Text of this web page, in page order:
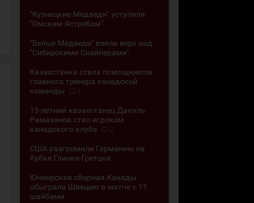
"Кузнецкие Медведи" уступили
"Омским Ястребам"
"Белые Медведи" взяли верх над
"Сибирскими Снайперами"
Казахстанка стала помощником
главного тренера канадской
команды
1
15-летний казахстанец Данэль
Рамазанов стал игроком
канадского клуба
2
США разгромили Германию на
Кубке Глинки-Гретцки
Юниорская сборная Канады
обыграла Швецию в матче с 11
шайбами